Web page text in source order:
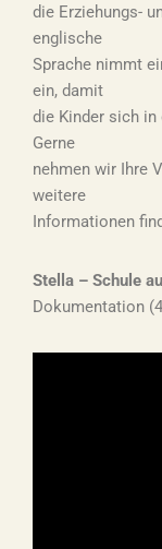
die Erziehungs-
englische
Sprache nimmt
ein, damit
die Kinder sich
Gerne
nehmen wir Ihre
weitere
Informationen
Stella – Schule
Dokumentation